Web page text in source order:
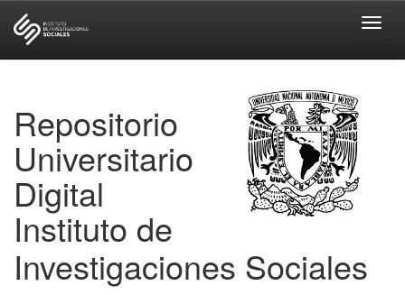
Repositorio
Universitario
Digital
Instituto de
Investigaciones Sociales